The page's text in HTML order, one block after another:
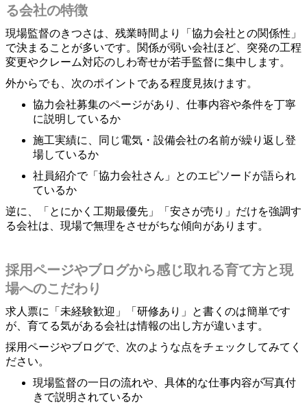
る会社の特徴
現場監督のきつさは、残業時間より「協力会社との関係性」
で決まることが多いです。関係が弱い会社ほど、突発の工程
変更やクレーム対応のしわ寄せが若手監督に集中します。
外からでも、次のポイントである程度見抜けます。
協力会社募集のページがあり、仕事内容や条件を丁寧
に説明しているか
施工実績に、同じ電気・設備会社の名前が繰り返し登
場しているか
社員紹介で「協力会社さん」とのエピソードが語られ
ているか
逆に、「とにかく工期最優先」「安さが売り」だけを強調す
る会社は、現場で無理をさせがちな傾向があります。
採用ページやブログから感じ取れる育て方と現
場へのこだわり
求人票に「未経験歓迎」「研修あり」と書くのは簡単です
が、育てる気がある会社は情報の出し方が違います。
採用ページやブログで、次のような点をチェックしてみてく
ださい。
現場監督の一日の流れや、具体的な仕事内容が写真付
きで説明されているか